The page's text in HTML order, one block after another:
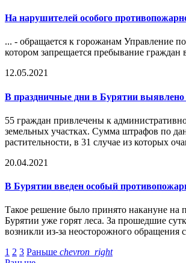
На нарушителей особого
... - обращается к горожанам Управление
котором запрещается пребывание граждан
12.05.2021
В праздничные дни в Бурятии выявлено
55 граждан привлечены к
земельных участках. Сумма штрафов по
растительности, в 31 случае из которых
20.04.2021
В Бурятии введен особый
Такое решение было принято накануне на
Бурятии уже горят леса. За прошедшие
возникли из-за неосторожного
1 2 3 Раньше chevron_right